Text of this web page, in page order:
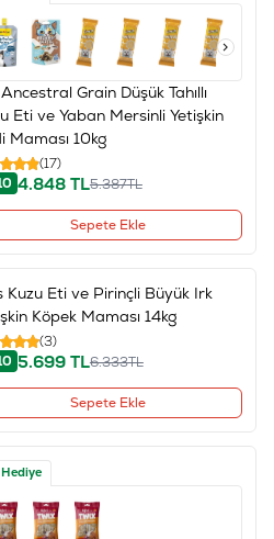
Grain Düşük Tahıllı
Eti ve Yaban Mersinli Yetişkin
Maması 10kg
(17)
4.848TL5.387TL
Sepete Ekle
Kuzu Eti ve Pirinçli Büyük Irk
Köpek Maması 14kg
(3)
5.699TL6.333TL
Sepete Ekle